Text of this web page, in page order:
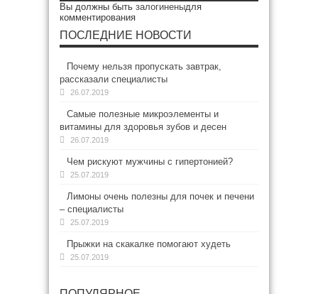
Вы должны быть залогиненыдля
комментирования
ПОСЛЕДНИЕ НОВОСТИ
Почему нельзя пропускать завтрак,
рассказали специалисты
26.07.2019
Самые полезные микроэлементы и
витамины для здоровья зубов и десен
26.07.2019
Чем рискуют мужчины с гипертонией?
25.07.2019
Лимоны очень полезны для почек и печени
– специалисты
25.07.2019
Прыжки на скакалке помогают худеть
25.07.2019